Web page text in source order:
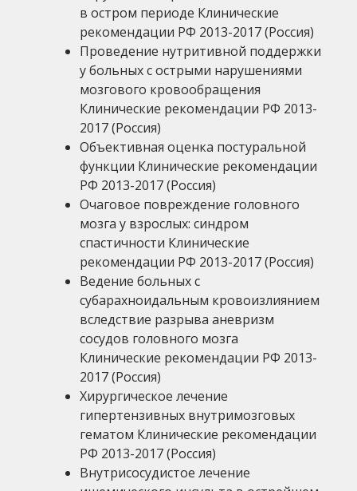
в остром периоде Клинические
рекомендации РФ 2013-2017 (Россия)
Проведение нутритивной поддержки
у больных с острыми нарушениями
мозгового кровообращения
Клинические рекомендации РФ 2013-
2017 (Россия)
Объективная оценка постуральной
функции Клинические рекомендации
РФ 2013-2017 (Россия)
Очаговое повреждение головного
мозга у взрослых: синдром
спастичности Клинические
рекомендации РФ 2013-2017 (Россия)
Ведение больных с
субарахноидальным кровоизлиянием
вследствие разрыва аневризм
сосудов головного мозга
Клинические рекомендации РФ 2013-
2017 (Россия)
Хирургическое лечение
гипертензивных внутримозговых
гематом Клинические рекомендации
РФ 2013-2017 (Россия)
Внутрисосудистое лечение